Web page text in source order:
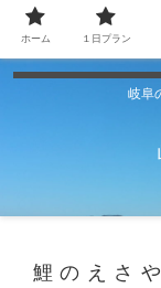
岐阜
鯉のえさ
ホーム １日プラン